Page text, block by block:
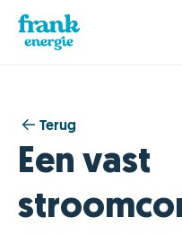
Terug
Een vast